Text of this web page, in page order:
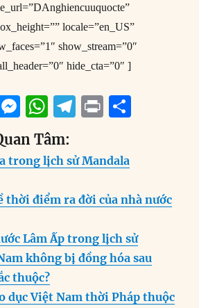
locale=”en_US”
show_stream=”0″
hide_cta=”0″ ]
M
ss
e
n
er
W
h
at
s
A
p
T
e
g
r
m
P
n
t
Tâm:
trong lịch sử Mandala
thời điểm ra đời của nhà nước
Lâm Ấp trong lịch sử
không bị đồng hóa sau
thuộc?
dục Việt Nam thời Pháp thuộc